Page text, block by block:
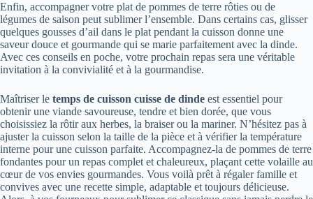
Enfin, accompagner votre plat de pommes de terre rôties ou de
légumes de saison peut sublimer l’ensemble. Dans certains cas, glisser
quelques gousses d’ail dans le plat pendant la cuisson donne une
saveur douce et gourmande qui se marie parfaitement avec la dinde.
Avec ces conseils en poche, votre prochain repas sera une véritable
invitation à la convivialité et à la gourmandise.
Maîtriser le temps de cuisson cuisse de dinde est essentiel pour
obtenir une viande savoureuse, tendre et bien dorée, que vous
choisissiez la rôtir aux herbes, la braiser ou la mariner. N’hésitez pas à
ajuster la cuisson selon la taille de la pièce et à vérifier la température
interne pour une cuisson parfaite. Accompagnez-la de pommes de terre
fondantes pour un repas complet et chaleureux, plaçant cette volaille au
cœur de vos envies gourmandes. Vous voilà prêt à régaler famille et
convives avec une recette simple, adaptable et toujours délicieuse.